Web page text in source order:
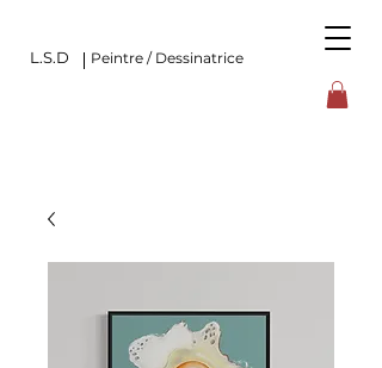
L.S.D Peintre / Dessinatrice